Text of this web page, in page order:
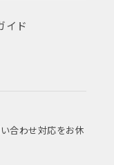
イド
合わせ対応をお休